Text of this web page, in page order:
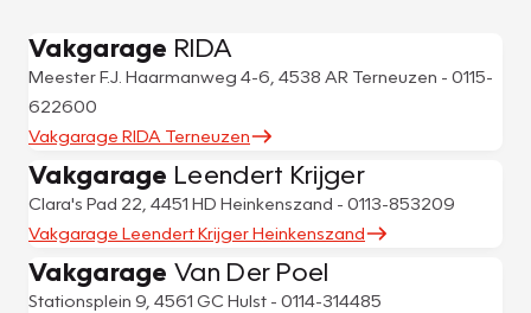
Vakgarage RIDA
Meester F.J. Haarmanweg 4-6, 4538 AR Terneuzen - 0115-
622600
Vakgarage RIDA Terneuzen
Vakgarage Leendert Krijger
Clara's Pad 22, 4451 HD Heinkenszand - 0113-853209
Vakgarage Leendert Krijger Heinkenszand
Vakgarage Van Der Poel
Stationsplein 9, 4561 GC Hulst - 0114-314485